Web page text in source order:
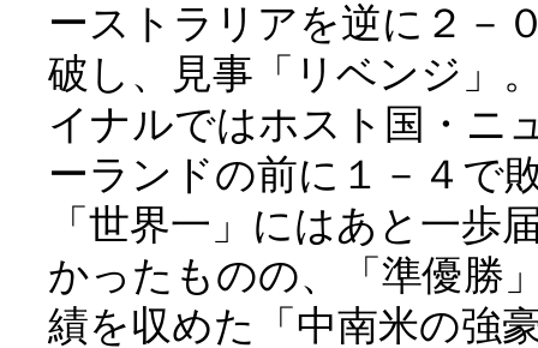
ーストラリアを逆に２－
破し、見事「リベンジ」
イナルではホスト国・ニ
ーランドの前に１－４で
「世界一」にはあと一歩
かったものの、「準優勝
績を収めた「中南米の強